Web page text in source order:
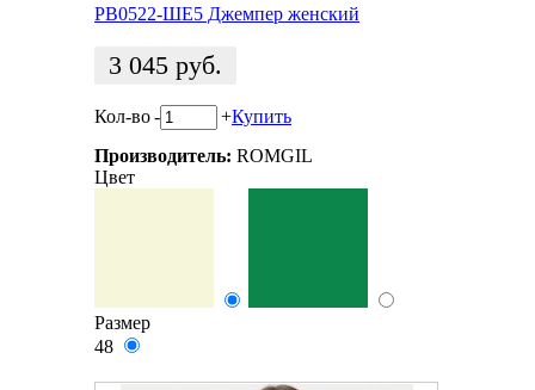
РВ0522-ШЕ5 Джемпер женский
3 045 руб.
Кол-во- +Купить
Производитель: ROMGIL
Цвет
Размер
48